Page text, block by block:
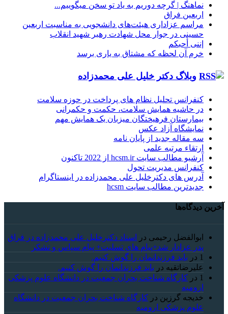
نماهنگ |‌ گرچه دوریم به یاد تو سخن میگوییم...
اربعین فراق
مراسم عزاداری هیئت‌های دانشجویی به مناسبت اربعین
حسینی در جوار محل شهادت رهبر شهید انقلاب
إننی أحبکم
خرم آن لحظه که مشتاق به یاری برسد
وبلاگ دکتر خلیل علی محمدزاده
کنفرانس تحلیل نظام های پرداخت در حوزه سلامت
در حاشیه همایش سلامت، حکمت و حکمرانی
بیمارستان فرهیختگان میزبان یک همایش مهم
نمایشگاه آزاد عکس
سه مقاله جدید از پایان نامه
ارتقاء مرتبه علمی
آرشیو مطالب سایت hcsm.ir از 2022 تاکنون
کنفرانس مدیریت تحول
آدرس های دکترخلیل علی محمدزاده در اینستاگرام
جدیدترین مطالب سایت hcsm
آخرین دیدگاه‌ها
ابوالفضل رحیمی در
استاد دکترخلیل علی محمدزاده در فراق
پدر عزادار شد+پیام های تسلیت+ پیام سپاس و تشکر
1 در باید فرزندانمان را گوش کنیم.
علیرضاتقیه در باید فرزندانمان را گوش کنیم.
1 در کارگاه شناخت بحران جمعیت در دانشگاه علوم پزشکی
ارومیه
خديجه گرزین در کارگاه شناخت بحران جمعیت در دانشگاه
علوم پزشکی ارومیه